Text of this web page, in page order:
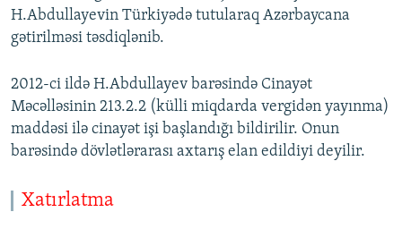
H.Abdullayevin Türkiyədə tutularaq Azərbaycana
gətirilməsi təsdiqlənib.
2012-ci ildə H.Abdullayev barəsində Cinayət
Məcəlləsinin 213.2.2 (külli miqdarda vergidən yayınma)
maddəsi ilə cinayət işi başlandığı bildirilir. Onun
barəsində dövlətlərarası axtarış elan edildiyi deyilir.
Xatırlatma